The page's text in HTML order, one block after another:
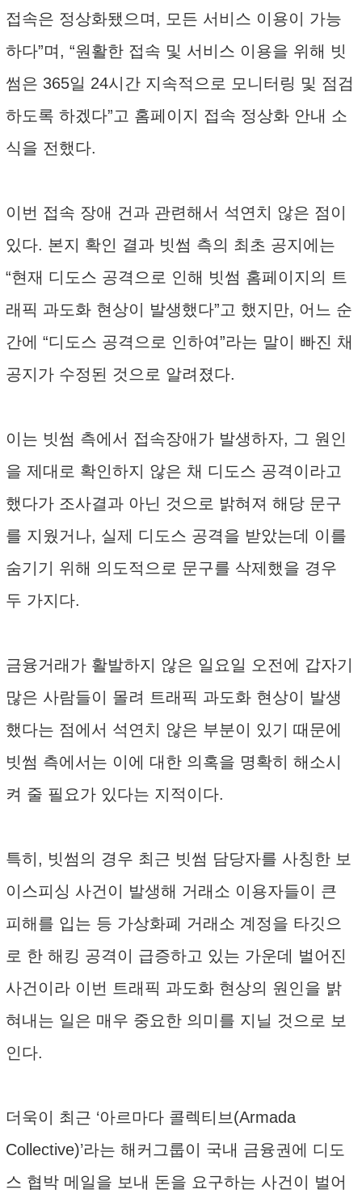
접속은 정상화됐으며, 모든 서비스 이용이 가능
하다”며, “원활한 접속 및 서비스 이용을 위해 빗
썸은 365일 24시간 지속적으로 모니터링 및 점검
하도록 하겠다”고 홈페이지 접속 정상화 안내 소
식을 전했다.
이번 접속 장애 건과 관련해서 석연치 않은 점이
있다. 본지 확인 결과 빗썸 측의 최초 공지에는
“현재 디도스 공격으로 인해 빗썸 홈페이지의 트
래픽 과도화 현상이 발생했다”고 했지만, 어느 순
간에 “디도스 공격으로 인하여”라는 말이 빠진 채
공지가 수정된 것으로 알려졌다.
이는 빗썸 측에서 접속장애가 발생하자, 그 원인
을 제대로 확인하지 않은 채 디도스 공격이라고
했다가 조사결과 아닌 것으로 밝혀져 해당 문구
를 지웠거나, 실제 디도스 공격을 받았는데 이를
숨기기 위해 의도적으로 문구를 삭제했을 경우
두 가지다.
금융거래가 활발하지 않은 일요일 오전에 갑자기
많은 사람들이 몰려 트래픽 과도화 현상이 발생
했다는 점에서 석연치 않은 부분이 있기 때문에
빗썸 측에서는 이에 대한 의혹을 명확히 해소시
켜 줄 필요가 있다는 지적이다.
특히, 빗썸의 경우 최근 빗썸 담당자를 사칭한 보
이스피싱 사건이 발생해 거래소 이용자들이 큰
피해를 입는 등 가상화폐 거래소 계정을 타깃으
로 한 해킹 공격이 급증하고 있는 가운데 벌어진
사건이라 이번 트래픽 과도화 현상의 원인을 밝
혀내는 일은 매우 중요한 의미를 지닐 것으로 보
인다.
더욱이 최근 ‘아르마다 콜렉티브(Armada
Collective)’라는 해커그룹이 국내 금융권에 디도
스 협박 메일을 보내 돈을 요구하는 사건이 벌어